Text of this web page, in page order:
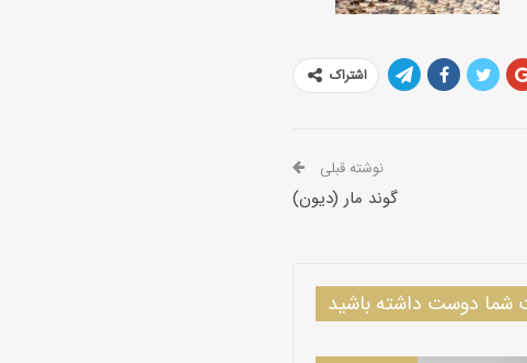
اشتراک
نوشته قبلی
گوند مار (دیون)
دوست داشته باشید